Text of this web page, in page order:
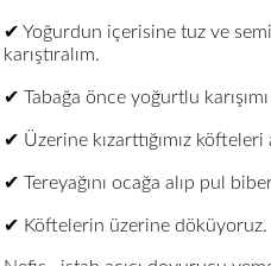
✔ Yoğurdun içerisine tuz ve
karıştıralım.
✔ Tabağa önce yoğurtlu
✔ Üzerine kızarttığımız köfteleri
✔ Tereyağını ocağa alıp pul
✔ Köftelerin üzerine döküyoruz.